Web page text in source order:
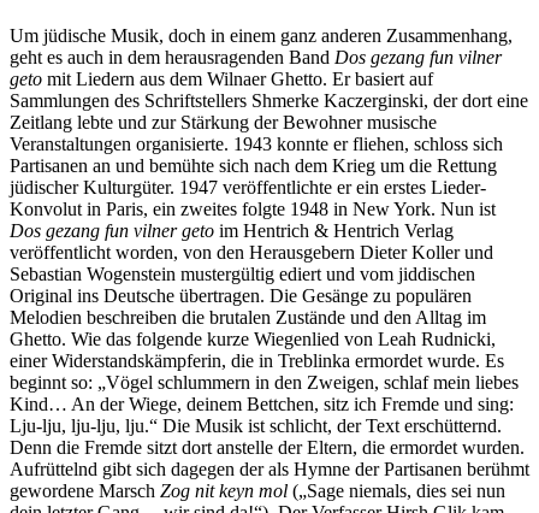
Um jüdische Musik, doch in einem ganz anderen Zusammenhang,
geht es auch in dem herausragenden Band Dos gezang fun vilner
geto mit Liedern aus dem Wilnaer Ghetto. Er basiert auf
Sammlungen des Schriftstellers Shmerke Kaczerginski, der dort eine
Zeitlang lebte und zur Stärkung der Bewohner musische
Veranstaltungen organisierte. 1943 konnte er fliehen, schloss sich
Partisanen an und bemühte sich nach dem Krieg um die Rettung
jüdischer Kulturgüter. 1947 veröffentlichte er ein erstes Lieder-
Konvolut in Paris, ein zweites folgte 1948 in New York. Nun ist
Dos gezang fun vilner geto im Hentrich & Hentrich Verlag
veröffentlicht worden, von den Herausgebern Dieter Koller und
Sebastian Wogenstein mustergültig ediert und vom jiddischen
Original ins Deutsche übertragen. Die Gesänge zu populären
Melodien beschreiben die brutalen Zustände und den Alltag im
Ghetto. Wie das folgende kurze Wiegenlied von Leah Rudnicki,
einer Widerstandskämpferin, die in Treblinka ermordet wurde. Es
beginnt so: „Vögel schlummern in den Zweigen, schlaf mein liebes
Kind… An der Wiege, deinem Bettchen, sitz ich Fremde und sing:
Lju-lju, lju-lju, lju.“ Die Musik ist schlicht, der Text erschütternd.
Denn die Fremde sitzt dort anstelle der Eltern, die ermordet wurden.
Aufrüttelnd gibt sich dagegen der als Hymne der Partisanen berühmt
gewordene Marsch Zog nit keyn mol („Sage niemals, dies sei nun